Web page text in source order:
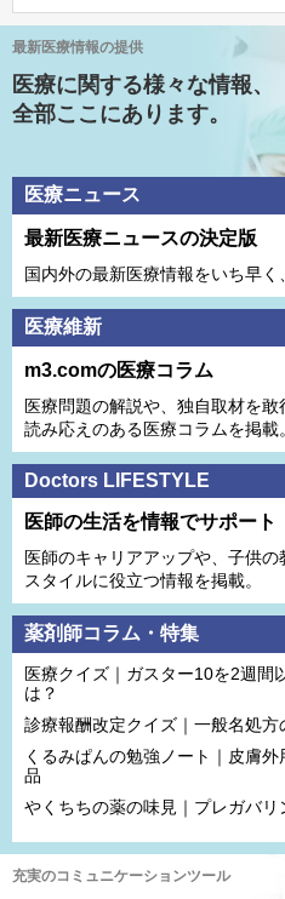
最新医療情報の提供
医療に関する様々な情報、
全部ここにあります。
医療ニュース
最新医療ニュースの決定版
国内外の最新医療情報をいち早く
医療維新
m3.comの医療コラム
医療問題の解説や、独⾃取材を敢
読み応えのある医療コラムを掲載
Doctors LIFESTYLE
医師の生活を情報でサポート
医師のキャリアアップや、子供
スタイルに役立つ情報を掲載。
薬剤師コラム・特集
医療クイズ｜ガスター10を2週間
は？
診療報酬改定クイズ｜一般名処
くるみぱんの勉強ノート｜皮膚
品
やくちちの薬の味見｜プレガバ
充実のコミュニケーションツール